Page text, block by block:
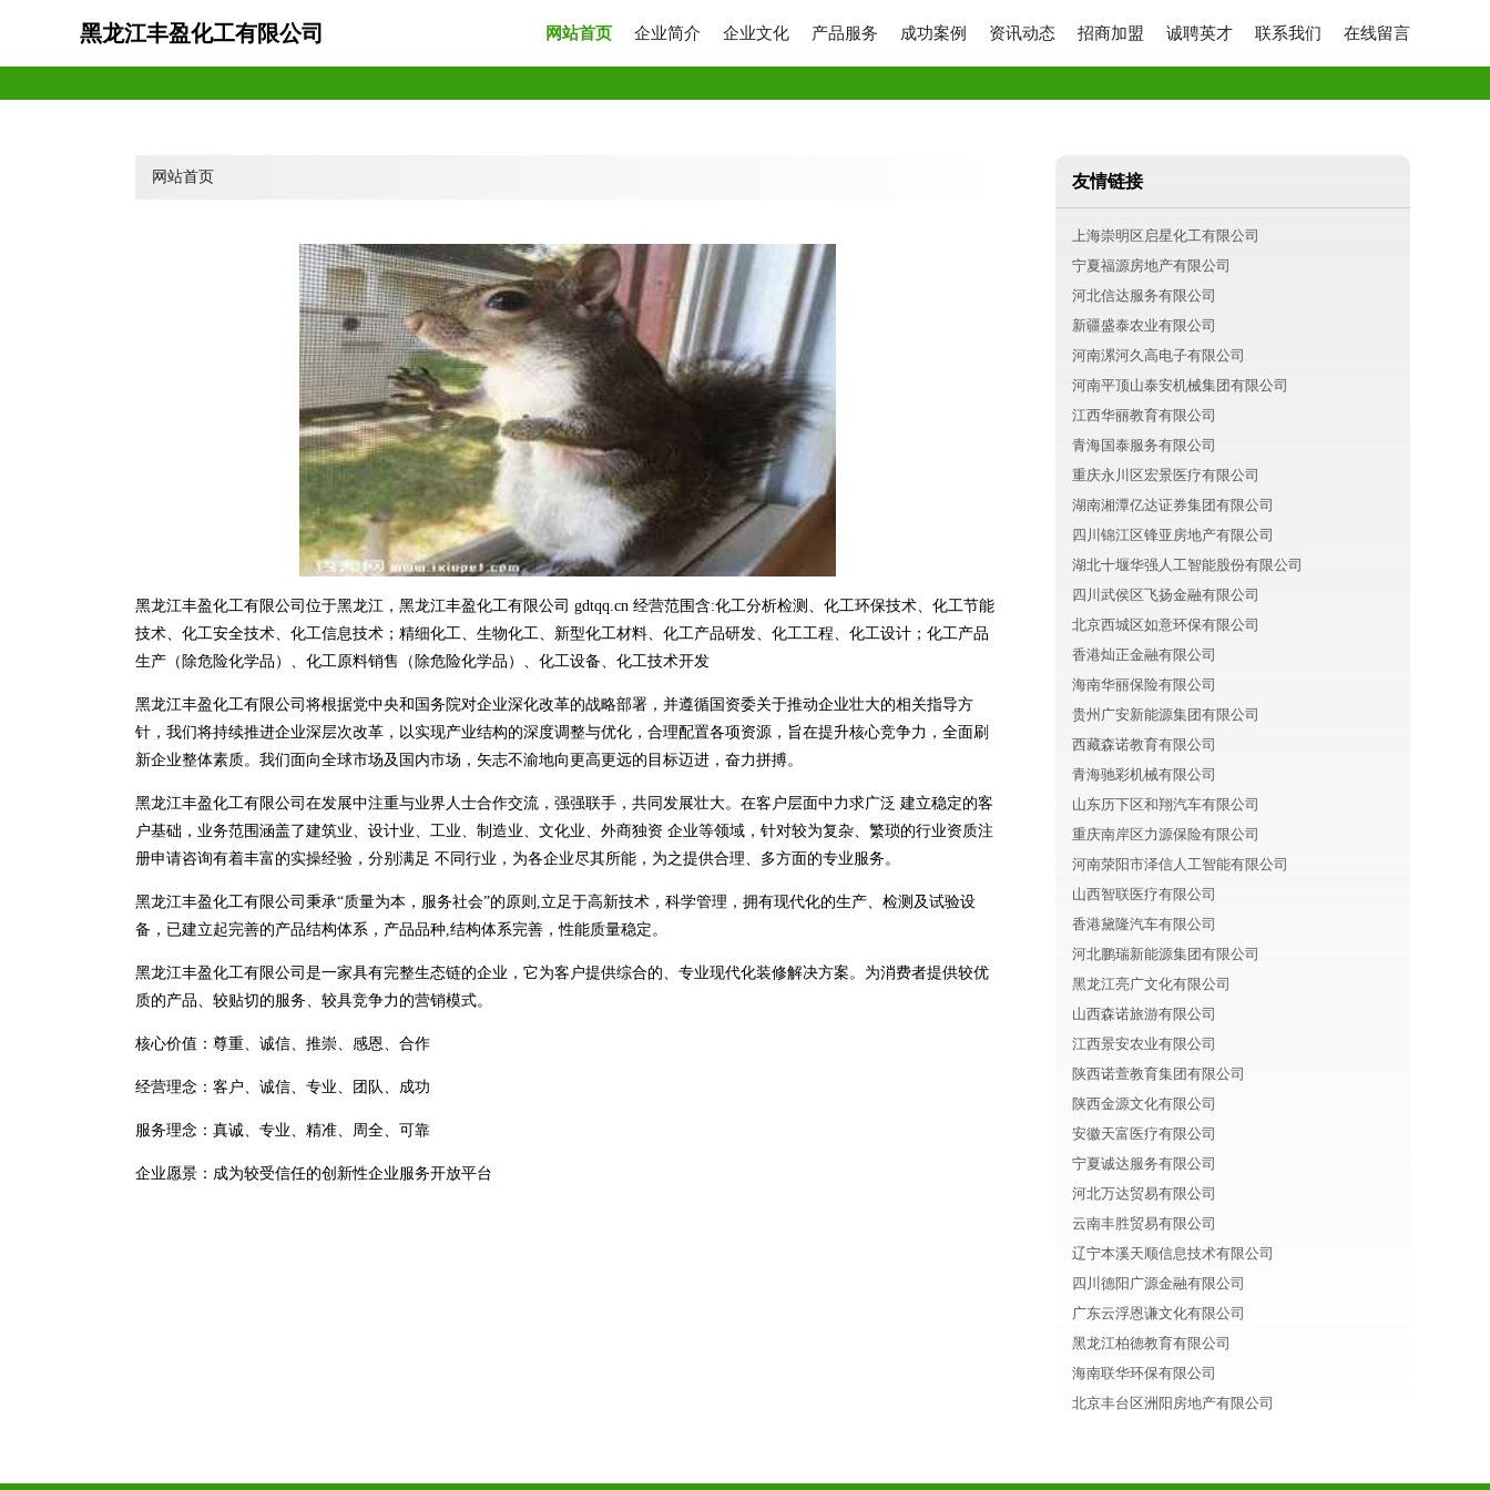
黑龙江丰盈化工有限公司 网站首页 企业简介 企业文化 产品服务 成功案例 资讯动态 招商加盟 诚聘英才 联系我们 在线留言
网站首页
黑龙江丰盈化工有限公司位于黑龙江，黑龙江丰盈化工有限公司 gdtqq.cn 经营范围含:化工分析检测、化工环保技术、化工节能
技术、化工安全技术、化工信息技术；精细化工、生物化工、新型化工材料、化工产品研发、化工工程、化工设计；化工产品
生产（除危险化学品）、化工原料销售（除危险化学品）、化工设备、化工技术开发
黑龙江丰盈化工有限公司将根据党中央和国务院对企业深化改革的战略部署，并遵循国资委关于推动企业壮大的相关指导方
针，我们将持续推进企业深层次改革，以实现产业结构的深度调整与优化，合理配置各项资源，旨在提升核心竞争力，全面刷
新企业整体素质。我们面向全球市场及国内市场，矢志不渝地向更高更远的目标迈进，奋力拼搏。
黑龙江丰盈化工有限公司在发展中注重与业界人士合作交流，强强联手，共同发展壮大。在客户层面中力求广泛 建立稳定的客
户基础，业务范围涵盖了建筑业、设计业、工业、制造业、文化业、外商独资 企业等领域，针对较为复杂、繁琐的行业资质注
册申请咨询有着丰富的实操经验，分别满足 不同行业，为各企业尽其所能，为之提供合理、多方面的专业服务。
黑龙江丰盈化工有限公司秉承“质量为本，服务社会”的原则,立足于高新技术，科学管理，拥有现代化的生产、检测及试验设
备，已建立起完善的产品结构体系，产品品种,结构体系完善，性能质量稳定。
黑龙江丰盈化工有限公司是一家具有完整生态链的企业，它为客户提供综合的、专业现代化装修解决方案。为消费者提供较优
质的产品、较贴切的服务、较具竞争力的营销模式。
核心价值：尊重、诚信、推崇、感恩、合作
经营理念：客户、诚信、专业、团队、成功
服务理念：真诚、专业、精准、周全、可靠
企业愿景：成为较受信任的创新性企业服务开放平台
友情链接
上海崇明区启星化工有限公司
宁夏福源房地产有限公司
河北信达服务有限公司
新疆盛泰农业有限公司
河南漯河久高电子有限公司
河南平顶山泰安机械集团有限公司
江西华丽教育有限公司
青海国泰服务有限公司
重庆永川区宏景医疗有限公司
湖南湘潭亿达证券集团有限公司
四川锦江区锋亚房地产有限公司
湖北十堰华强人工智能股份有限公司
四川武侯区飞扬金融有限公司
北京西城区如意环保有限公司
香港灿正金融有限公司
海南华丽保险有限公司
贵州广安新能源集团有限公司
西藏森诺教育有限公司
青海驰彩机械有限公司
山东历下区和翔汽车有限公司
重庆南岸区力源保险有限公司
河南荥阳市泽信人工智能有限公司
山西智联医疗有限公司
香港黛隆汽车有限公司
河北鹏瑞新能源集团有限公司
黑龙江亮广文化有限公司
山西森诺旅游有限公司
江西景安农业有限公司
陕西诺萱教育集团有限公司
陕西金源文化有限公司
安徽天富医疗有限公司
宁夏诚达服务有限公司
河北万达贸易有限公司
云南丰胜贸易有限公司
辽宁本溪天顺信息技术有限公司
四川德阳广源金融有限公司
广东云浮恩谦文化有限公司
黑龙江柏德教育有限公司
海南联华环保有限公司
北京丰台区洲阳房地产有限公司